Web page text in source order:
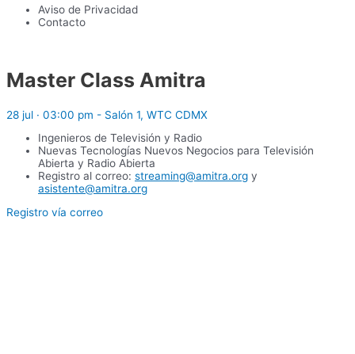
Aviso de Privacidad
Contacto
Master Class Amitra
28 jul · 03:00 pm - Salón 1, WTC CDMX
Ingenieros de Televisión y Radio
Nuevas Tecnologías Nuevos Negocios para Televisión
Abierta y Radio Abierta
Registro al correo: streaming@amitra.org y
asistente@amitra.org
Registro vía correo